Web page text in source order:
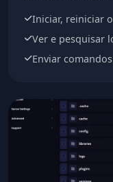
Iniciar, reiniciar
Ver e pesquisar
Enviar